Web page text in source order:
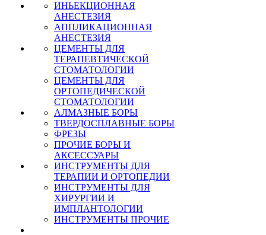
ИНЬЕКЦИОННАЯ
АНЕСТЕЗИЯ
АППЛИКАЦИОННАЯ
АНЕСТЕЗИЯ
ЦЕМЕНТЫ ДЛЯ
ТЕРАПЕВТИЧЕСКОЙ
СТОМАТОЛОГИИ
ЦЕМЕНТЫ ДЛЯ
ОРТОПЕДИЧЕСКОЙ
СТОМАТОЛОГИИ
АЛМАЗНЫЕ БОРЫ
ТВЕРДОСПЛАВНЫЕ БОРЫ
ФРЕЗЫ
ПРОЧИЕ БОРЫ И
АКСЕССУАРЫ
ИНСТРУМЕНТЫ ДЛЯ
ТЕРАПИИ И ОРТОПЕДИИ
ИНСТРУМЕНТЫ ДЛЯ
ХИРУРГИИ И
ИМПЛАНТОЛОГИИ
ИНСТРУМЕНТЫ ПРОЧИЕ